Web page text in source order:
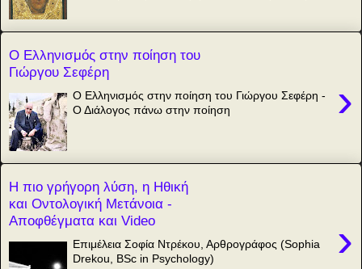
Ο Ελληνισμός στην ποίηση του
Γιώργου Σεφέρη
›
Ο Ελληνισμός στην ποίηση του Γιώργου Σεφέρη -
Ο Διάλογος πάνω στην ποίηση
Η πιο γρήγορη λύση, η Ηθική
και Οντολογική Μετάνοια -
Αποφθέγματα και Video
›
Επιμέλεια Σοφία Ντρέκου, Αρθρογράφος (Sophia
Drekou, BSc in Psychology)